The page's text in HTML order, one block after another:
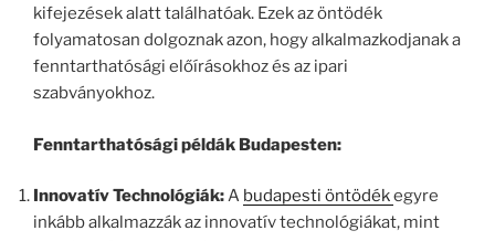
kifejezések alatt találhatóak. Ezek az öntödék
folyamatosan dolgoznak azon, hogy alkalmazkodjanak a
fenntarthatósági előírásokhoz és az ipari
szabványokhoz.
Fenntarthatósági példák Budapesten:
Innovatív Technológiák:A budapesti öntödékegyre
inkább alkalmazzák az innovatív technológiákat, mint